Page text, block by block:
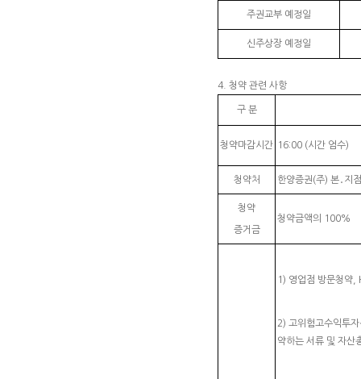
주권교부 예정일
신주상장 예정일
4. 청약 관련 사항
구 분
청약마감시간 16:00 (시간 엄수)
청약처 한양증권(주) 본․지
청약
증거금
청약금액의 100%
1) 영업점 방문청약,
2) 고위험고수익투
약하는 서류 및 자산